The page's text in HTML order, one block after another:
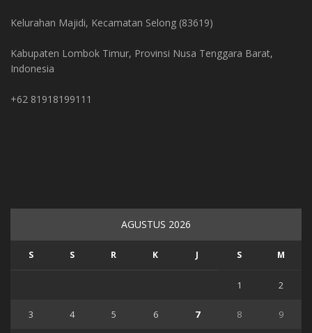
Kelurahan Majidi, Kecamatan Selong (83619)
Kabupaten Lombok Timur, Provinsi Nusa Tenggara Barat,
Indonesia
+62 81918199111
AGUSTUS 2026
S S R K J S M
1 2
3 4 5 6 7 8 9